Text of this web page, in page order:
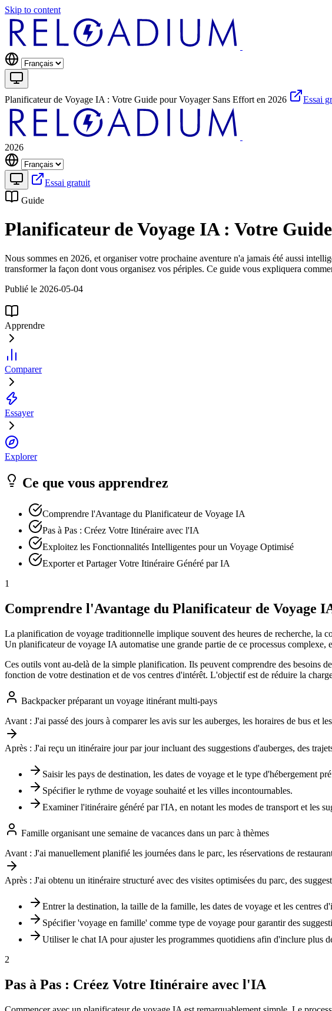
Skip to content
Planificateur de Voyage IA : Votre Guide pour Voyager Sans Effort en 2026 Essai
2026
Essai gratuit
Guide
Planificateur de Voyage IA : Votre
Nous sommes en 2026, et organiser votre prochaine aventure n'a jamais été aussi
transformer la façon dont vous organisez vos périples. Ce guide vous expliquera
Publié le 2026-05-04
Apprendre
Comparer
Essayer
Explorer
Ce que vous apprendrez
Comprendre l'Avantage du Planificateur de Voyage IA
Pas à Pas : Créez Votre Itinéraire avec l'IA
Exploitez les Fonctionnalités Intelligentes pour un Voyage Optimisé
Exporter et Partager Votre Itinéraire Généré par IA
1
Comprendre l'Avantage du Planificateur de Voyage
La planification de voyage traditionnelle implique souvent des heures de recherche, la
Un planificateur de voyage IA automatise une grande partie de ce processus
Ces outils vont au-delà de la simple planification. Ils peuvent comprendre des besoins
fonction de votre destination et de vos centres d'intérêt. L'objectif est de réduire la
Backpacker préparant un voyage itinérant multi-pays
Avant : J'ai passé des jours à comparer les avis sur les auberges, les horaires de bus et
Après : J'ai reçu un itinéraire jour par jour incluant des suggestions d'auberges, des
Saisir les pays de destination, les dates de voyage et le type d'hébergement
Spécifier le rythme de voyage souhaité et les villes incontournables.
Examiner l'itinéraire généré par l'IA, en notant les modes de transport et les
Famille organisant une semaine de vacances dans un parc à thèmes
Avant : J'ai manuellement planifié les journées dans le parc, les réservations de
Après : J'ai obtenu un itinéraire structuré avec des visites optimisées du parc, des
Entrer la destination, la taille de la famille, les dates de voyage et les centres
Spécifier 'voyage en famille' comme type de voyage pour garantir des
Utiliser le chat IA pour ajuster les programmes quotidiens afin d'inclure plus
2
Pas à Pas : Créez Votre Itinéraire avec l'IA